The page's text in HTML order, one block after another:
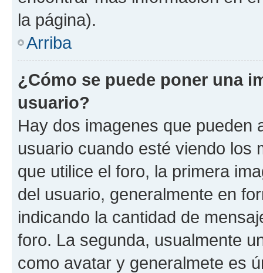
la página).
Arriba
¿Cómo se puede poner una
usuario?
Hay dos imagenes que pueden
usuario cuando esté viendo los
que utilice el foro, la primera
del usuario, generalmente en
indicando la cantidad de
foro. La segunda, usualmente
como avatar y generalmete es